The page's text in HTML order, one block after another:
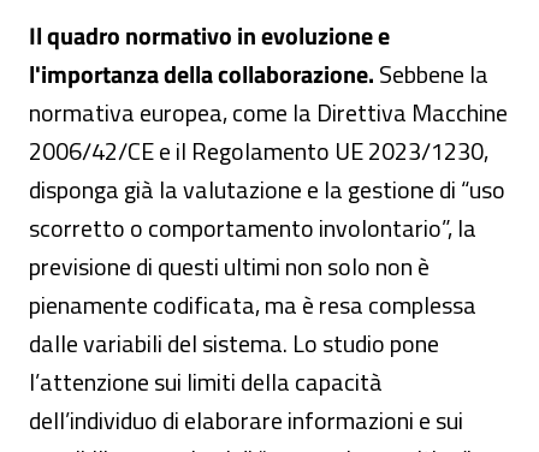
Il quadro normativo in evoluzione e
l'importanza della collaborazione.Sebbene la
normativa europea, come la Direttiva Macchine
2006/42/CE e il Regolamento UE 2023/1230,
disponga già la valutazione e la gestione di “uso
scorretto o comportamento involontario”, la
previsione di questi ultimi non solo non è
pienamente codificata, ma è resa complessa
dalle variabili del sistema. Lo studio pone
l’attenzione sui limiti della capacità
dell’individuo di elaborare informazioni e sui